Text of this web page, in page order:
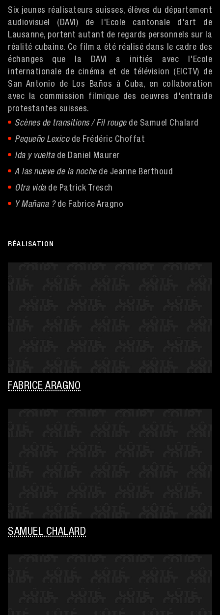
Six jeunes réalisateurs suisses, élèves du département
audiovisuel (DAVI) de l'Ecole cantonale d'art de
Lausanne, portent autant de regards personnels sur la
réalité cubaine. Ce film a été réalisé dans le cadre des
échanges que la DAVI a initiés avec l'Ecole
internationale de cinéma et de télévision (EICTV) de
San Antonio de Los Baños à Cuba, en collaboration
avec la commission filmique des oeuvres d'entraide
protestantes suisses.
Scènes de transitions / Fil rougede Samuel Chalard
Pequeño Lexicode Frédéric Choffat
Ida y vueltade Daniel Maurer
A las nueve de la nochede Jeanne Berthoud
Otra vidade Patrick Tresch
Y Mañana ?de Fabrice Aragno
RÉALISATION
FABRICE ARAGNO
SAMUEL CHALARD